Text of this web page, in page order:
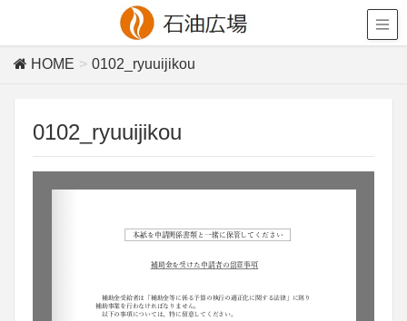
HOME 0102_ryuuijikou
0102_ryuuijikou